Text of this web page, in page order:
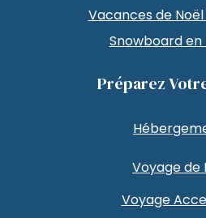
Vacances de
Snowboard en
Préparez
Voyage de
Voyage